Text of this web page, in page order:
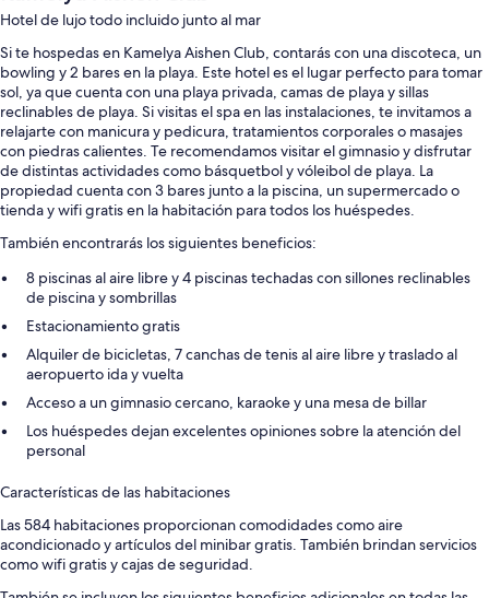
Hotel de lujo todo incluido junto al mar
Si te hospedas en Kamelya Aishen Club, contarás con una discoteca, un
bowling y 2 bares en la playa. Este hotel es el lugar perfecto para tomar
sol, ya que cuenta con una playa privada, camas de playa y sillas
reclinables de playa. Si visitas el spa en las instalaciones, te invitamos a
relajarte con manicura y pedicura, tratamientos corporales o masajes
con piedras calientes. Te recomendamos visitar el gimnasio y disfrutar
de distintas actividades como básquetbol y vóleibol de playa. La
propiedad cuenta con 3 bares junto a la piscina, un supermercado o
tienda y wifi gratis en la habitación para todos los huéspedes.
También encontrarás los siguientes beneficios:
8 piscinas al aire libre y 4 piscinas techadas con sillones reclinables
de piscina y sombrillas
Estacionamiento gratis
Alquiler de bicicletas, 7 canchas de tenis al aire libre y traslado al
aeropuerto ida y vuelta
Acceso a un gimnasio cercano, karaoke y una mesa de billar
Los huéspedes dejan excelentes opiniones sobre la atención del
personal
Características de las habitaciones
Las 584 habitaciones proporcionan comodidades como aire
acondicionado y artículos del minibar gratis. También brindan servicios
como wifi gratis y cajas de seguridad.